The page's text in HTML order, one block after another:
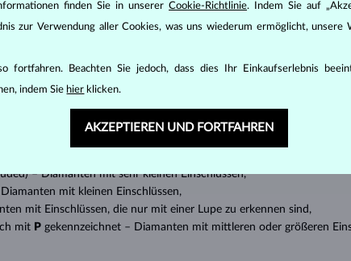
wesentlichen Einfluss auf den Preis eines Diamanten.
seinen strahlenden Glanz. Der beliebteste Schliff ein Rundschliff,
gebracht werden kann, z.B. Marquise, Baguette, Herz, Tropfen,
).
“Einschlüsse” oder innerer Unreinheiten eines Diamanten
– Diamanten mit sehr kleinen Einschlüssen,
mit kleinen Einschlüssen,
mit Einschlüssen, die nur mit einer Lupe zu erkennen sind,
mit P gekennzeichnet – Diamanten mit mittleren oder größeren
finden Sie in unsererCookie-Richtlinie. Indem Sie auf
zur Verwendung aller Cookies, was uns wiederum ermöglicht, unsere
fortfahren. Beachten Sie jedoch, dass dies Ihr Einkaufserlebnis
indem Sie hier klicken.
AKZEPTIEREN UND FORTFAHREN